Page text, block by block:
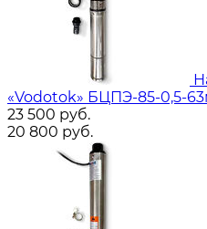
«Vodotok» БЦПЭ-85-0,5-
23 500 руб.
20 800 руб.